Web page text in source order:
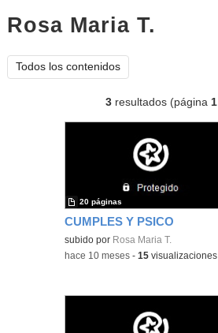
Rosa Maria T.
Todos los contenidos
3 resultados (página1
CUMPLES Y PSICO
subido por Rosa Maria T.
20 páginas
-hace 10 meses -15 visualizaciones